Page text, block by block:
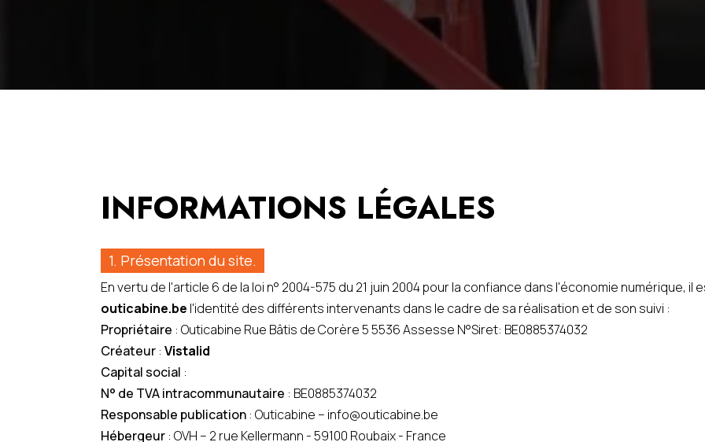
INFORMATIONS LÉGALES
1. Présentation du site.
En vertu de l'article 6 de la loi n° 2004-575 du 21 juin 2004 pour la confiance dans l'économie numérique,
outicabine.be l'identité des différents intervenants dans le cadre de sa réalisation et de son suivi :
Propriétaire : Outicabine Rue Bâtis de Corère 5 5536 Assesse N°Siret: BE0885374032
Créateur : Vistalid
Capital social :
N° de TVA intracommunautaire : BE0885374032
Responsable publication : Outicabine – info@outicabine.be
Hébergeur : OVH – 2 rue Kellermann - 59100 Roubaix - France